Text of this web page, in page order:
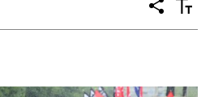
공
유
텍
스